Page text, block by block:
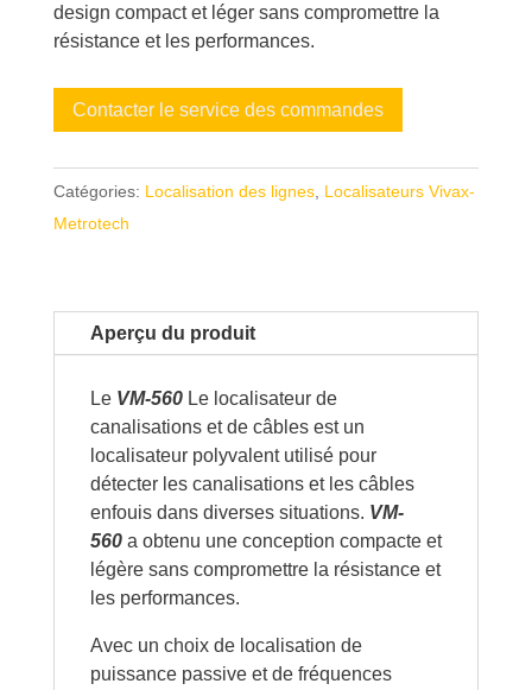
design compact et léger sans compromettre la
résistance et les performances.
Contacter le service des commandes
Catégories: Localisation des lignes, Localisateurs Vivax-
Metrotech
Aperçu du produit
LeVM-560 Le localisateur de
canalisations et de câbles est un
localisateur polyvalent utilisé pour
détecter les canalisations et les câbles
enfouis dans diverses situations. VM-
560 a obtenu une conception compacte et
légère sans compromettre la résistance et
les performances.
Avec un choix de localisation de
puissance passive et de fréquences